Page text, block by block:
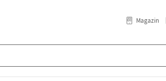
Magazin